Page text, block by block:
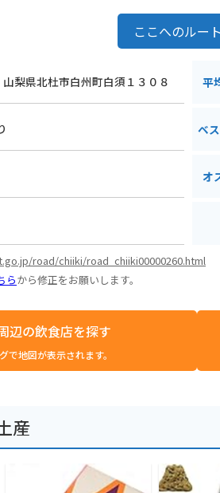
ここへのルー
梨県北杜市白州町白須１３０８ 平
ベ
オ
road/chiiki/road_chiiki00000260.html
らから修正をお願いします。
辺の飲食店を探す
で地図が表示されます。
産